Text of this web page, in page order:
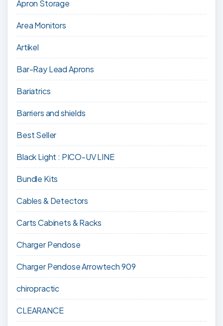
Apron Storage
Area Monitors
Artikel
Bar-Ray Lead Aprons
Bariatrics
Barriers and shields
Best Seller
Black Light : PICO-UV LINE
Bundle Kits
Cables & Detectors
Carts Cabinets & Racks
Charger Pendose
Charger Pendose Arrowtech 909
chiropractic
CLEARANCE